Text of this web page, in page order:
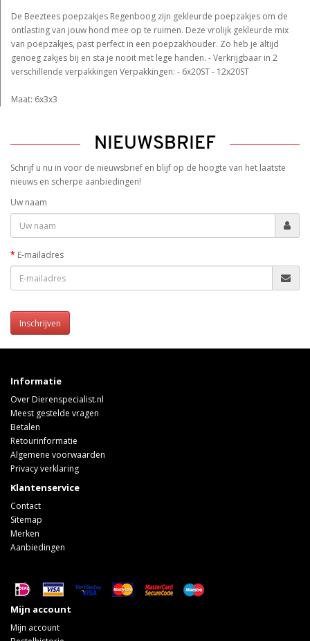
De Beeztees poepzakjes Regenboog zijn gekleurde poepzakjes om de
ontlasting van jouw hond mee op te ruimen. Deze vrolijk gekleurde mix
van poepzakjes, past perfect in een poepzakhouder. Zo heb je altijd
genoeg zakjes bij en sta je nooit met lege handen. - Verkrijgbaar in 2
verschillende verpakkingen Verpakkingen: - 6x20ST - 12x20ST
Maat: 6x3x3
NIEUWSBRIEF
Schrijf u nu in voor de nieuwsbrief en blijf op de hoogte van het laatste
nieuws en scherpe aanbiedingen!
Uw naam
E-mailadres
Inschrijven
Informatie
Over Dierenspecialist.nl
Meest gestelde vragen
Betalen
Retourinformatie
Algemene voorwaarden
Privacy verklaring
Klantenservice
Contact
Sitemap
Merken
Aanbiedingen
Mijn account
Mijn account